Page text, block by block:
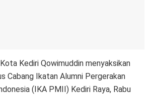
Kediri Qowimuddin menyaksikan
Cabang Ikatan Alumni Pergerakan
(IKA PMII) Kediri Raya, Rabu